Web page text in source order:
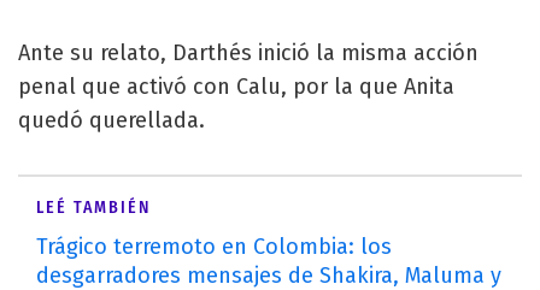
Ante su relato, Darthés inició la misma acción
penal que activó con Calu, por la que Anita
quedó querellada.
LEÉ TAMBIÉN
Trágico terremoto en Colombia: los
desgarradores mensajes de Shakira, Maluma y